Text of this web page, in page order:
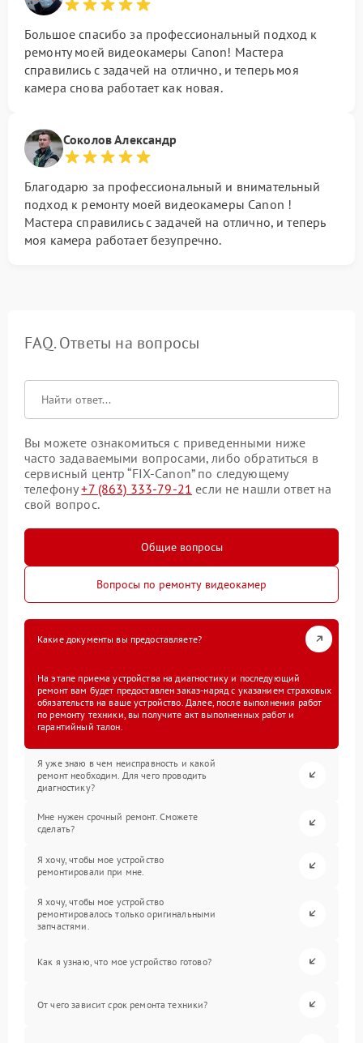
Большое спасибо за профессиональный подход к
ремонту моей видеокамеры Canon! Мастера
справились с задачей на отлично, и теперь моя
камера снова работает как новая.
Соколов Александр
Благодарю за профессиональный и внимательный
подход к ремонту моей видеокамеры Canon !
Мастера справились с задачей на отлично, и теперь
моя камера работает безупречно.
FAQ. Ответы на вопросы
Вы можете ознакомиться с приведенными ниже
часто задаваемыми вопросами, либо обратиться в
сервисный центр “FIX-Canon” по следующему
телефону+7 (863) 333-79-21 если не нашли ответ на
свой вопрос.
Общие вопросы
Вопросы по ремонту видеокамер
Какие документы вы предоставляете?
На этапе приема устройства на диагностику и последующий
ремонт вам будет предоставлен заказ-наряд с указанием страховых
обязательств на ваше устройство. Далее, после выполнения работ
по ремонту техники, вы получите акт выполненных работ и
гарантийный талон.
Я уже знаю в чем неисправность и какой
ремонт необходим. Для чего проводить
диагностику?
Мне нужен срочный ремонт. Сможете
сделать?
Я хочу, чтобы мое устройство
ремонтировали при мне.
Я хочу, чтобы мое устройство
ремонтировалось только оригинальными
запчастями.
Как я узнаю, что мое устройство готово?
От чего зависит срок ремонта техники?